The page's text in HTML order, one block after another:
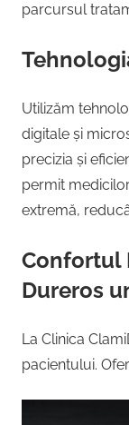
parcursul
Utilizăm
digitale și
precizia și
permit
extremă,
Confortul
Dureros
La Clinica
pacientului.